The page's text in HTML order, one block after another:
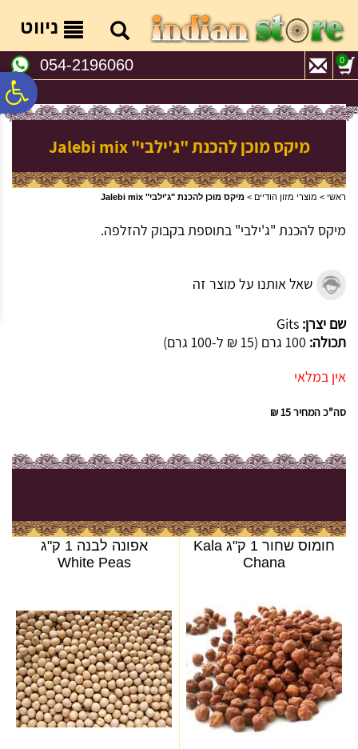
נגישות
אתר
המרכזי
ניווט
054-2196060 0
מיקס מוכן להכנת "ג'ילבי" Jalebi mix
ראשי > מוצרי מזון הודיים > מיקס מוכן להכנת "ג'ילבי" Jalebi mix
מיקס להכנת "ג'ילבי" בתוספת בקבוק להזלפה.
שאל אותנו על מוצר זה
שם יצרן: Gits
תכולה: 100 גרם (15 ₪ ל-100 גרם)
אין במלאי
סה"כ המחיר15 ₪
חומוס שחור 1 ק"ג Kala
Chana
אפונה לבנה 1 ק"ג
White Peas